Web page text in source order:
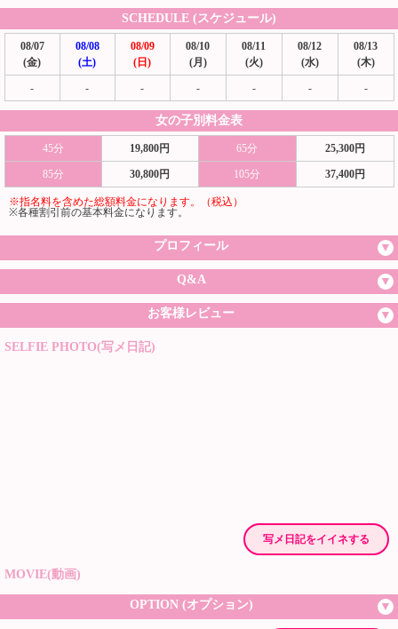
SCHEDULE (スケジュール)
08/07
(金)
08/08
(土)
08/09
(日)
08/10
(月)
08/11
(火)
08/12
(水)
08/13
(木)
- - - - - - -
女の子別料金表
45分 19,800円 65分 25,300円
85分 30,800円 105分 37,400円
※指名料を含めた総額料金になります。（税込）
※各種割引前の基本料金になります。
プロフィール
Q&A
お客様レビュー
SELFIE PHOTO(写メ日記)
写メ日記をイイネする
MOVIE(動画)
OPTION (オプション)